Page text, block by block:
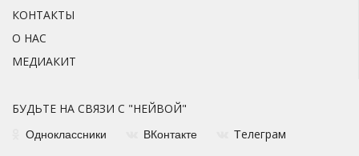
КОНТАКТЫ
О НАС
МЕДИАКИТ
БУДЬТЕ НА СВЯЗИ С "НЕЙВОЙ"
Одноклассники ВКонтакте Телеграм